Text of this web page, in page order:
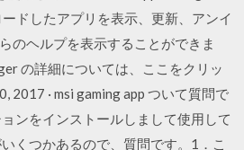
ドしたアプリを表示、更新、アンイ
のヘルプを表示することができま
の詳細については、ここをクリッ
2017 · msi gaming app ついて質問で
ンをインストールしまして使用して
くつかあるので、質問です。1．こ